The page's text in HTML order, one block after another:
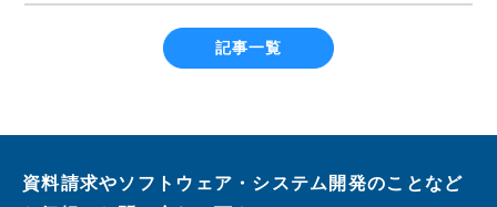
記事一覧
資料請求やソフトウェア・システム開発のことなど